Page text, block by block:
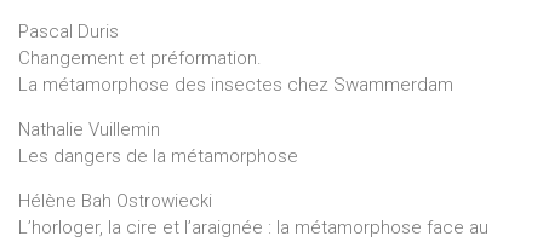
Pascal Duris
Changement et préformation.
La métamorphose des insectes chez Swammerdam
Nathalie Vuillemin
Les dangers de la métamorphose
Hélène Bah Ostrowiecki
L’horloger, la cire et l’araignée : la métamorphose face au